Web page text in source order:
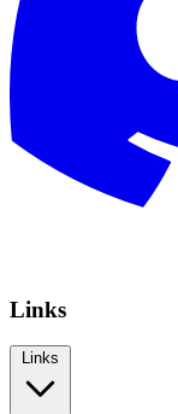
Links
Links